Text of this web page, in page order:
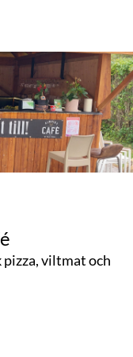
viltmat och